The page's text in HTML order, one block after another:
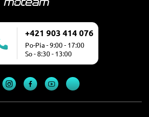
+421 903 414 076
Po-Pia - 9:00 - 17:00
So - 8:30 - 13:00